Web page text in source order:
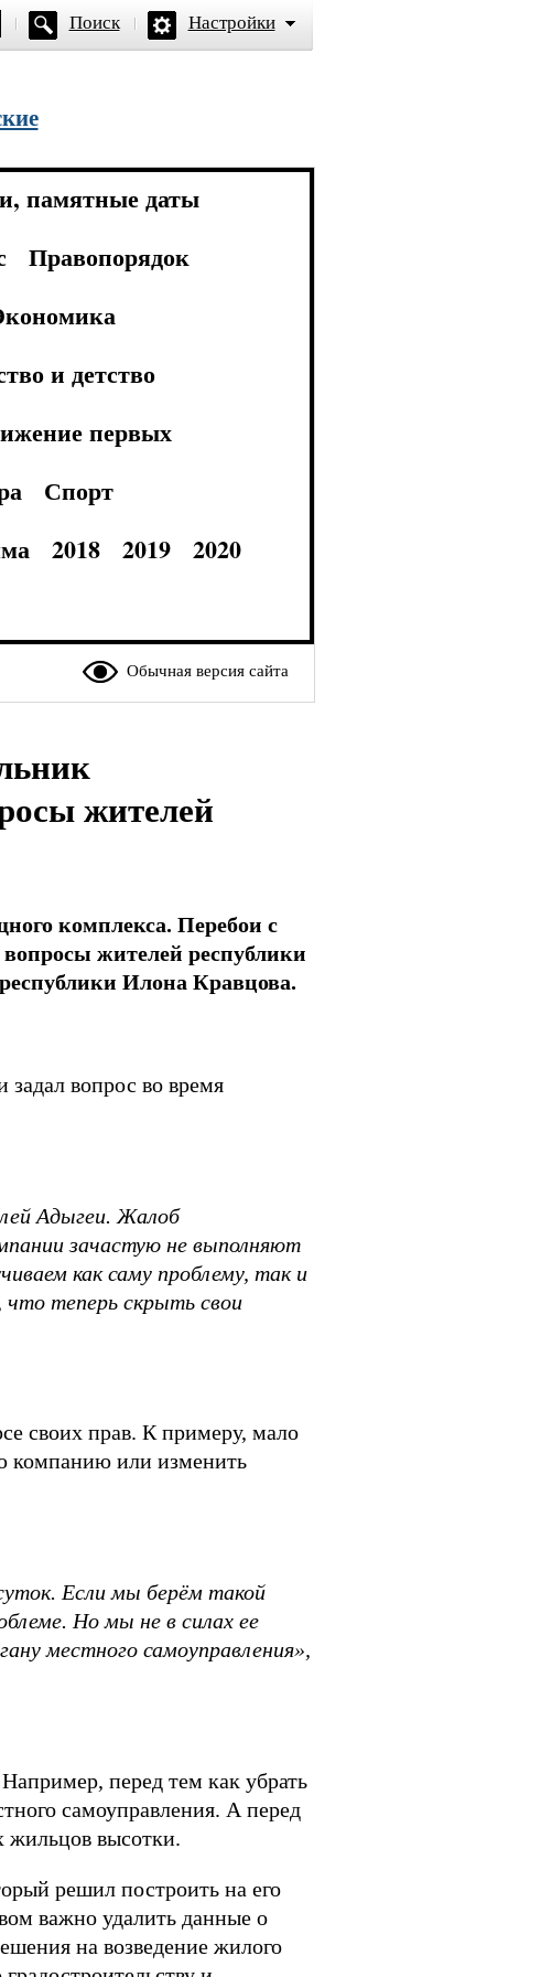
Поиск Настройки
памятные даты
Правопорядок
и детство
первых
Спорт
2018 2019
2020
Обычная версия сайта
жителей
комплекса. Перебои с
жителей республики
Илона Кравцова.
вопрос во время
Адыгеи. Жалоб
зачастую не выполняют
как саму проблему, так и
теперь скрыть свои
своих прав. К примеру, мало
компанию или изменить
Если мы берём такой
Но мы невсилах ее
местного самоуправления»,
перед тем как убрать
самоуправления. А перед
жильцов высотки.
решил построить на его
важно удалить данные о
на возведение жилого